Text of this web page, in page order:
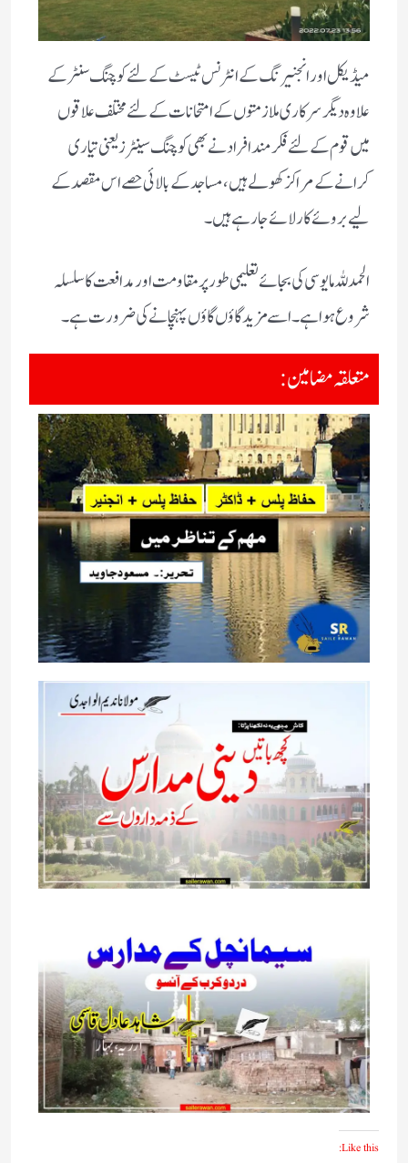
میڈیکل اور انجنیرنگ کے انٹرنس ٹیسٹ کے لئے کوچنگ سنٹر کے
علاوہ دیگر سرکاری ملازمتوں کے امتحانات کے لئے مختلف علاقوں
میں قوم کے لئے فکر مند افراد نے بھی کوچنگ سینٹرز یعنی تیاری
کرانے کے مراکز کھولے ہیں ، مساجد کے بالائی حصے اس مقصد کے
لیے بروئے کار لائے جا رہے ہیں۔
الحمدللہ مایوسی کی بجائے تعلیمی طور پر مقاومت اور مدافعت کا سلسلہ
شروع ہوا ہے۔ اسے مزید گاؤں گاؤں پہنچانے کی ضرورت ہے۔
متعلقہ مضامین:
Like this: